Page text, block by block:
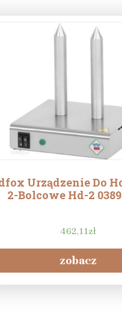
Urządzenie Do
2-Bolcowe Hd-2
462,11zł
zobacz